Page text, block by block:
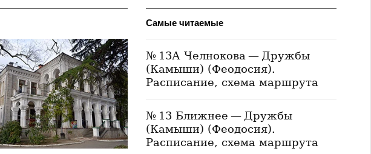
Самые читаемые
№ 13А Челнокова — Дружбы
(Камыши) (Феодосия).
Расписание, схема маршрута
№ 13 Ближнее — Дружбы
(Камыши) (Феодосия).
Расписание, схема маршрута